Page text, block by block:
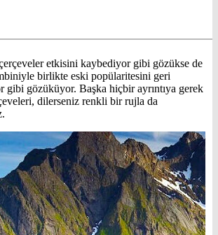
etkisini kaybediyor gibi gözükse de
birlikte eski popülaritesini geri
gibi gözüküyor. Başka hiçbir ayrıntıya gerek
dilerseniz renkli bir rujla da